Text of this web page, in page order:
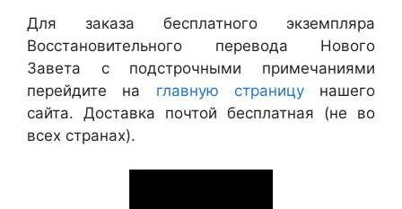
Для заказа бесплатного экземпляра
Восстановительного перевода Нового
Завета с подстрочными примечаниями
перейдите на главную страницунашего
сайта. Доставка почтой бесплатная (не во
всех странах).